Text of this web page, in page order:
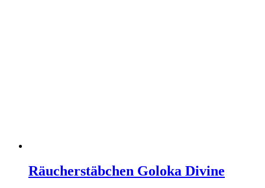
Räucherstäbchen Goloka Divine